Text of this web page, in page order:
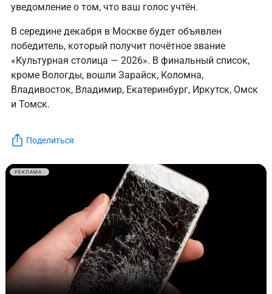
уведомление о том, что ваш голос учтён.
В середине декабря в Москве будет объявлен
победитель, который получит почётное звание
«Культурная столица — 2026». В финальный список,
кроме Вологды, вошли Зарайск, Коломна,
Владивосток, Владимир, Екатеринбург, Иркутск, Омск
и Томск.
Поделиться
РЕКЛАМА